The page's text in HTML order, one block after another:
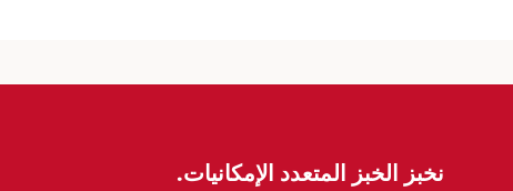
نخبز الخبز المتعدد الإمكانيات.